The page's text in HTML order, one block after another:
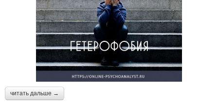
читать дальше →